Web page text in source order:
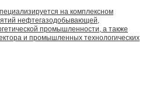
на комплексном
нефтегазодобывающей,
промышленности, а также
и промышленных технологических